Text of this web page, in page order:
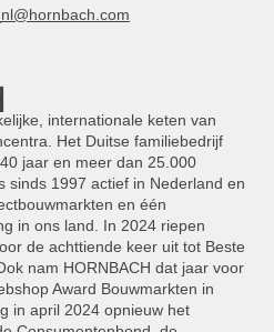
internationale keten van
Het Duitse familiebedrijf
jaar en meer dan 25.000
sinds 1997 actief in Nederland en
en één
in ons land. In 2024 riepen
de achttiende keer uit tot Beste
nam HORNBACH dat jaar voor
Award Bouwmarkten in
in april 2024 opnieuw het